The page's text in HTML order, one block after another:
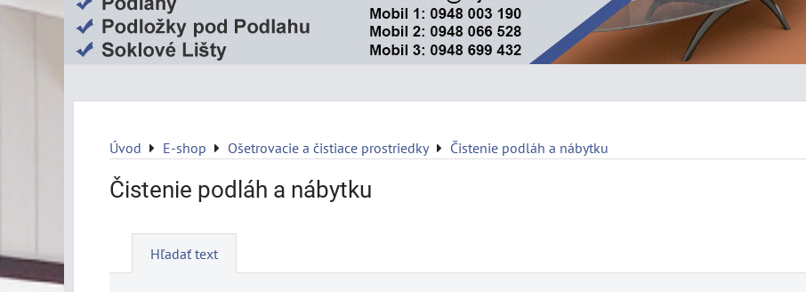
Úvod E-shop Ošetrovacie a čistiace prostriedky Čistenie podláh a nábytku
Čistenie podláh a nábytku
Hľadať text